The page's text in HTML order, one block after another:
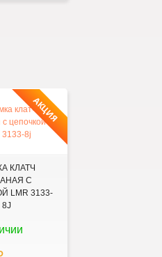
АКЦИЯ
КЛАТЧ
С
LMR 3133-
8J